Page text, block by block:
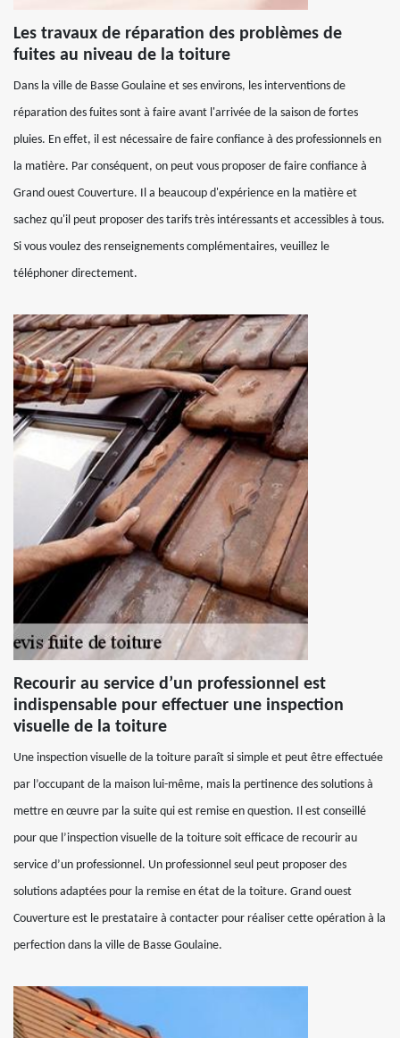
Les travaux de réparation des problèmes de
fuites au niveau de la toiture
Dans la ville de Basse Goulaine et ses environs, les interventions de
réparation des fuites sont à faire avant l'arrivée de la saison de fortes
pluies. En effet, il est nécessaire de faire confiance à des professionnels en
la matière. Par conséquent, on peut vous proposer de faire confiance à
Grand ouest Couverture. Il a beaucoup d'expérience en la matière et
sachez qu'il peut proposer des tarifs très intéressants et accessibles à tous.
Si vous voulez des renseignements complémentaires, veuillez le
téléphoner directement.
Recourir au service d’un professionnel est
indispensable pour effectuer une inspection
visuelle de la toiture
Une inspection visuelle de la toiture paraît si simple et peut être effectuée
par l’occupant de la maison lui-même, mais la pertinence des solutions à
mettre en œuvre par la suite qui est remise en question. Il est conseillé
pour que l’inspection visuelle de la toiture soit efficace de recourir au
service d’un professionnel. Un professionnel seul peut proposer des
solutions adaptées pour la remise en état de la toiture. Grand ouest
Couverture est le prestataire à contacter pour réaliser cette opération à la
perfection dans la ville de Basse Goulaine.